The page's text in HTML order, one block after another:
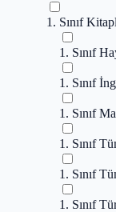
1. Sınıf
1. Sınıf
1. Sınıf
1. Sınıf
1. Sınıf
1. Sınıf
1. Sınıf